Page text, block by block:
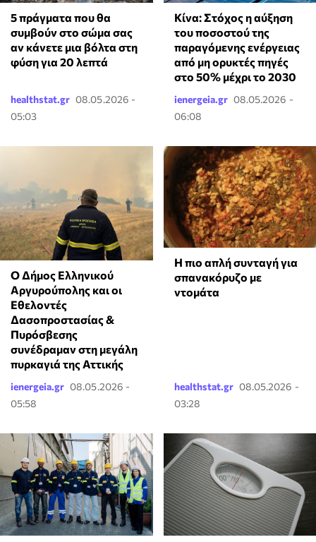
5 πράγματα που θα
συμβούν στο σώμα σας
αν κάνετε μια βόλτα στη
φύση για 20 λεπτά
healthstat.gr 08.05.2026 -
05:03
Κίνα: Στόχος η αύξηση
του ποσοστού της
παραγόμενης ενέργειας
από μη ορυκτές πηγές
στο 50% μέχρι το 2030
ienergeia.gr 08.05.2026 -
06:08
Ο Δήμος Ελληνικού
Αργυρούπολης και οι
Εθελοντές
Δασοπροστασίας &
Πυρόσβεσης
συνέδραμαν στη μεγάλη
πυρκαγιά της Αττικής
ienergeia.gr 08.05.2026 -
05:58
Η πιο απλή συνταγή για
σπανακόρυζο με
ντομάτα
healthstat.gr 08.05.2026 -
03:28